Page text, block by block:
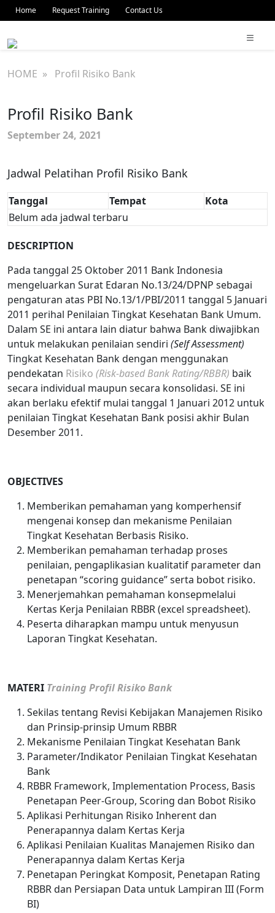
Home Request Training Contact Us
HOME » Profil Risiko Bank
Profil Risiko Bank
September 24, 2021
Jadwal Pelatihan Profil Risiko Bank
Tanggal Tempat
Kota
Belum ada jadwal terbaru
DESCRIPTION
Pada tanggal 25 Oktober 2011 Bank Indonesia
mengeluarkan Surat Edaran No.13/24/DPNP sebagai
pengaturan atas PBI No.13/1/PBI/2011 tanggal 5 Januari
2011 perihal Penilaian Tingkat Kesehatan Bank Umum.
Dalam SE ini antara lain diatur bahwa Bank diwajibkan
untuk melakukan penilaian sendiri (Self Assessment)
Tingkat Kesehatan Bank dengan menggunakan
pendekatan Risiko (Risk-based Bank Rating/RBBR) baik
secara individual maupun secara konsolidasi. SE ini
akan berlaku efektif mulai tanggal 1 Januari 2012 untuk
penilaian Tingkat Kesehatan Bank posisi akhir Bulan
Desember 2011.
OBJECTIVES
Memberikan pemahaman yang komperhensif
mengenai konsep dan mekanisme Penilaian
Tingkat Kesehatan Berbasis Risiko.
Memberikan pemahaman terhadap proses
penilaian, pengaplikasian kualitatif parameter dan
penetapan “scoring guidance” serta bobot risiko.
Menerjemahkan pemahaman konsepmelalui
Kertas Kerja Penilaian RBBR (excel spreadsheet).
Peserta diharapkan mampu untuk menyusun
Laporan Tingkat Kesehatan.
MATERI Training Profil Risiko Bank
Sekilas tentang Revisi Kebijakan Manajemen Risiko
dan Prinsip-prinsip Umum RBBR
Mekanisme Penilaian Tingkat Kesehatan Bank
Parameter/Indikator Penilaian Tingkat Kesehatan
Bank
RBBR Framework, Implementation Process, Basis
Penetapan Peer-Group, Scoring dan Bobot Risiko
Aplikasi Perhitungan Risiko Inherent dan
Penerapannya dalam Kertas Kerja
Aplikasi Penilaian Kualitas Manajemen Risiko dan
Penerapannya dalam Kertas Kerja
Penetapan Peringkat Komposit, Penetapan Rating
RBBR dan Persiapan Data untuk Lampiran III (Form
BI)